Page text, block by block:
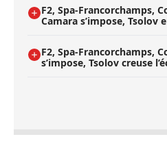
F2, Spa-Francorchamps,
Camara s’impose, Tsolov
F2, Spa-Francorchamps,
s’impose, Tsolov creuse